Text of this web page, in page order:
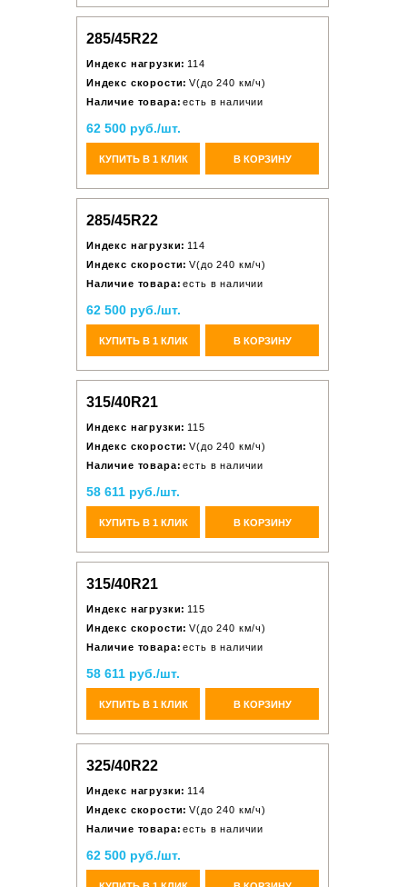
285/45R22
Индекс нагрузки: 114
Индекс скорости: V(до 240 км/ч)
Наличие товара: есть в наличии
62 500 руб./шт.
КУПИТЬ В 1 КЛИК В КОРЗИНУ
285/45R22
Индекс нагрузки: 114
Индекс скорости: V(до 240 км/ч)
Наличие товара: есть в наличии
62 500 руб./шт.
КУПИТЬ В 1 КЛИК В КОРЗИНУ
315/40R21
Индекс нагрузки: 115
Индекс скорости: V(до 240 км/ч)
Наличие товара: есть в наличии
58 611 руб./шт.
КУПИТЬ В 1 КЛИК В КОРЗИНУ
315/40R21
Индекс нагрузки: 115
Индекс скорости: V(до 240 км/ч)
Наличие товара: есть в наличии
58 611 руб./шт.
КУПИТЬ В 1 КЛИК В КОРЗИНУ
325/40R22
Индекс нагрузки: 114
Индекс скорости: V(до 240 км/ч)
Наличие товара: есть в наличии
62 500 руб./шт.